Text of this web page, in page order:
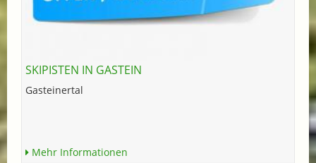
SKIPISTEN IN GASTEIN
Gasteinertal
Mehr Informationen